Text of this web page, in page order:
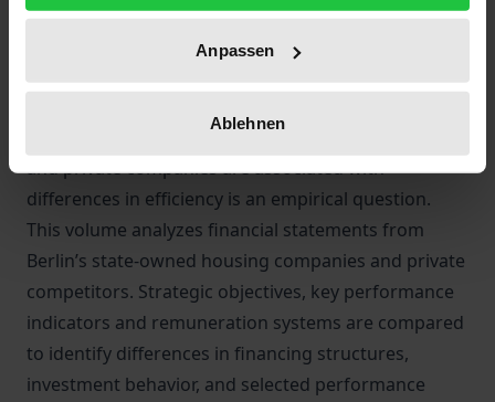
Anpassen
Ablehnen
private law typically pursue a hybrid of financial and
social objectives. Depending on the political and
and corporate governance practices between SOEs
and private companies are associated with
differences in efficiency is an empirical question.
This volume analyzes financial statements from
Berlin’s state-owned housing companies and private
competitors. Strategic objectives, key performance
indicators and remuneration systems are compared
to identify differences in financing structures,
investment behavior, and selected performance